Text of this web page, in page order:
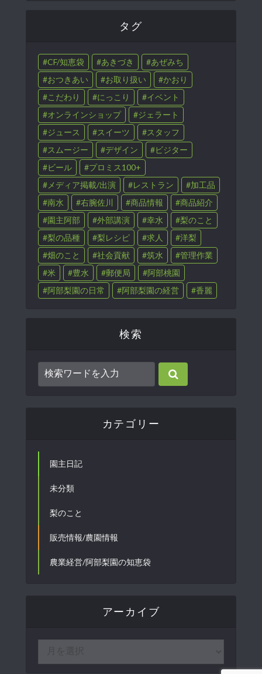
タグ
CF/知恵袋 あきづき
あぜみち
おつきあい
お取り扱い
かおり
こだわり
にっこり
イベント
オンラインショップ
ジェラート
ジュース
スイーツ
スタッフ
スムージー
デザイン
ビジター
ビール
プロミス100+
メディア掲載/出演
レストラン
加工品
南水
右腕佐川 商品情報
商品紹介
園主阿部
外部講演 幸水
梨のこと
梨の品種
梨レシピ 求人
洋梨
畑のこと
社会貢献 筑水
管理作業
米
豊水 郵便局
阿部桃園
阿部梨園の日常
阿部梨園の経営 香麗
検索
カテゴリー
園主日記
未分類
梨のこと
販売情報/農園情報
農業経営/阿部梨園の知恵袋
アーカイブ